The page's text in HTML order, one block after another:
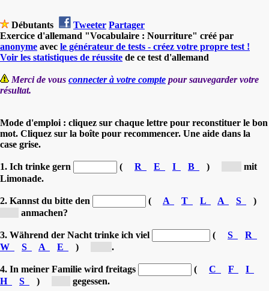
Débutants Tweeter Partager
Exercice d'allemand "Vocabulaire : Nourriture" créé par
anonyme avec le générateur de tests - créez votre propre test !
Voir les statistiques de réussite de ce test d'allemand
Merci de vous connecter à votre compte pour sauvegarder votre
résultat.
Mode d'emploi : cliquez sur chaque lettre pour reconstituer le bon
mot. Cliquez sur la boîte pour recommencer. Une aide dans la
case grise.
1. Ich trinke gern ( R E I B )
mit
Limonade.
2. Kannst du bitte den ( A T L A S
)
anmachen?
3. Während der Nacht trinke ich viel ( S
R
W
S A E ) .
4. In meiner Familie wird freitags ( C F
I
H
S ) gegessen.